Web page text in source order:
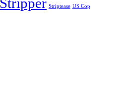
Striptease US Cop